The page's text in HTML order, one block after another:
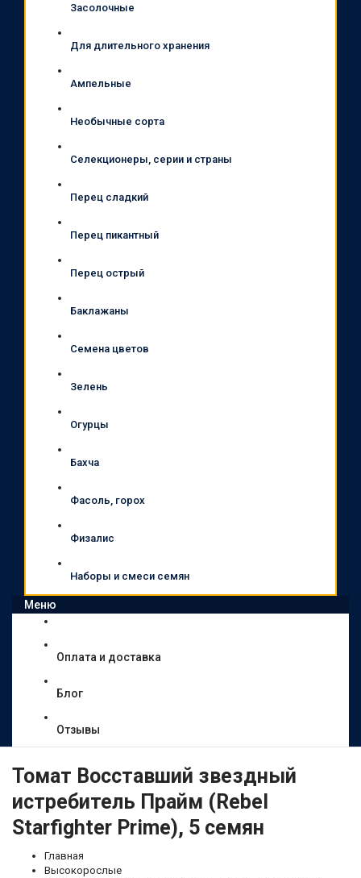
Засолочные
Для длительного хранения
Ампельные
Необычные сорта
Селекционеры, серии и страны
Перец сладкий
Перец пикантный
Перец острый
Баклажаны
Семена цветов
Зелень
Огурцы
Бахча
Фасоль, горох
Физалис
Наборы и смеси семян
Меню
Оплата и доставка
Блог
Отзывы
Томат Восставший звездный
истребитель Прайм (Rebel
Starfighter Prime), 5 семян
Главная
Высокорослые